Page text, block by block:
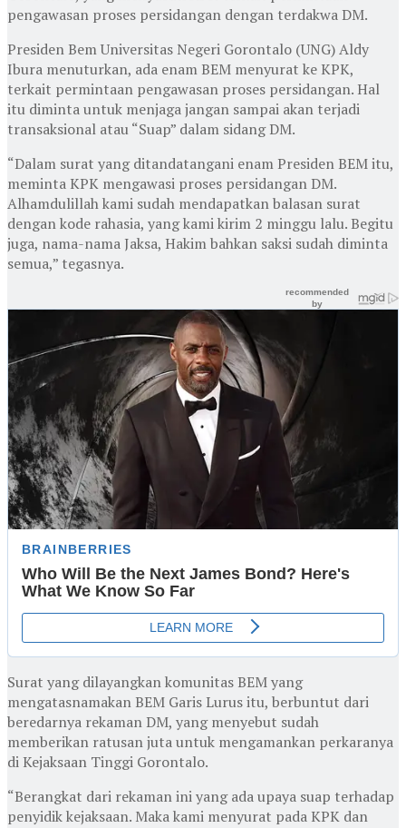
pengawasan proses persidangan dengan terdakwa DM.
Presiden Bem Universitas Negeri Gorontalo (UNG) Aldy
Ibura menuturkan, ada enam BEM menyurat ke KPK,
terkait permintaan pengawasan proses persidangan. Hal
itu diminta untuk menjaga jangan sampai akan terjadi
transaksional atau “Suap” dalam sidang DM.
“Dalam surat yang ditandatangani enam Presiden BEM itu,
meminta KPK mengawasi proses persidangan DM.
Alhamdulillah kami sudah mendapatkan balasan surat
dengan kode rahasia, yang kami kirim 2 minggu lalu. Begitu
juga, nama-nama Jaksa, Hakim bahkan saksi sudah diminta
semua,” tegasnya.
Surat yang dilayangkan komunitas BEM yang
mengatasnamakan BEM Garis Lurus itu, berbuntut dari
beredarnya rekaman DM, yang menyebut sudah
memberikan ratusan juta untuk mengamankan perkaranya
di Kejaksaan Tinggi Gorontalo.
“Berangkat dari rekaman ini yang ada upaya suap terhadap
penyidik kejaksaan. Maka kami menyurat pada KPK dan